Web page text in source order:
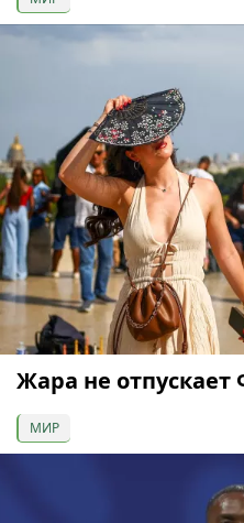
Жара не
МИР